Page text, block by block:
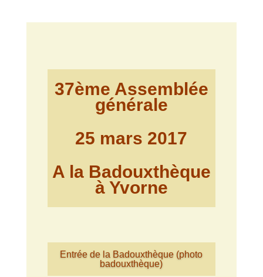
37ème Assemblée
générale
25 mars 2017
A la Badouxthèque
à Yvorne
Entrée de la Badouxthèque (photo
badouxthèque)